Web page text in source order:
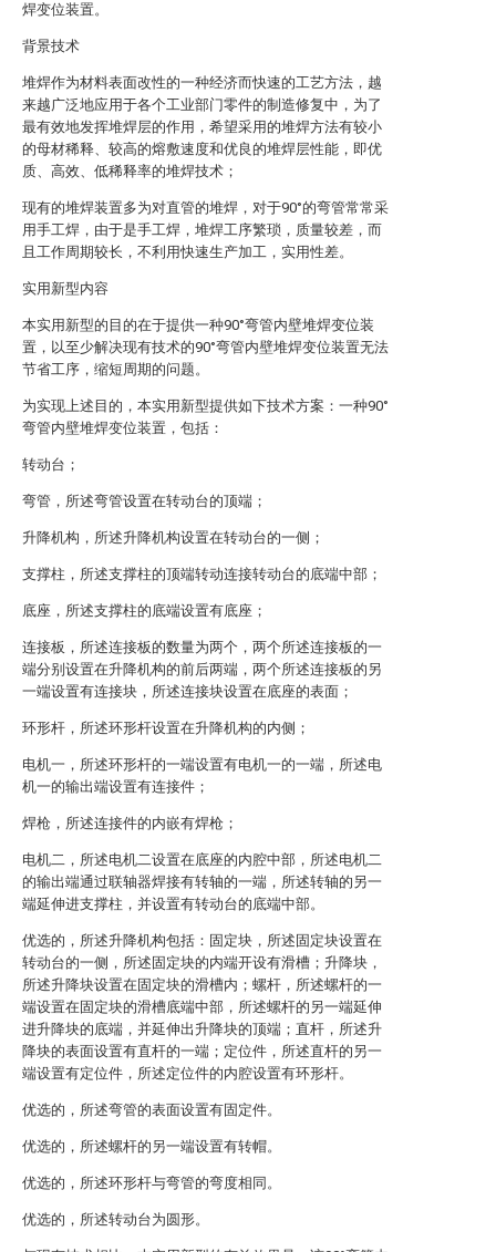
焊变位装置。
背景技术
堆焊作为材料表面改性的一种经济而快速的工艺方法，越
来越广泛地应用于各个工业部门零件的制造修复中，为了
最有效地发挥堆焊层的作用，希望采用的堆焊方法有较小
的母材稀释、较高的熔敷速度和优良的堆焊层性能，即优
质、高效、低稀释率的堆焊技术；
现有的堆焊装置多为对直管的堆焊，对于90°的弯管常常采
用手工焊，由于是手工焊，堆焊工序繁琐，质量较差，而
且工作周期较长，不利用快速生产加工，实用性差。
实用新型内容
本实用新型的目的在于提供一种90°弯管内壁堆焊变位装
置，以至少解决现有技术的90°弯管内壁堆焊变位装置无法
节省工序，缩短周期的问题。
为实现上述目的，本实用新型提供如下技术方案：一种90°
弯管内壁堆焊变位装置，包括：
转动台；
弯管，所述弯管设置在转动台的顶端；
升降机构，所述升降机构设置在转动台的一侧；
支撑柱，所述支撑柱的顶端转动连接转动台的底端中部；
底座，所述支撑柱的底端设置有底座；
连接板，所述连接板的数量为两个，两个所述连接板的一
端分别设置在升降机构的前后两端，两个所述连接板的另
一端设置有连接块，所述连接块设置在底座的表面；
环形杆，所述环形杆设置在升降机构的内侧；
电机一，所述环形杆的一端设置有电机一的一端，所述电
机一的输出端设置有连接件；
焊枪，所述连接件的内嵌有焊枪；
电机二，所述电机二设置在底座的内腔中部，所述电机二
的输出端通过联轴器焊接有转轴的一端，所述转轴的另一
端延伸进支撑柱，并设置有转动台的底端中部。
优选的，所述升降机构包括：固定块，所述固定块设置在
转动台的一侧，所述固定块的内端开设有滑槽；升降块，
所述升降块设置在固定块的滑槽内；螺杆，所述螺杆的一
端设置在固定块的滑槽底端中部，所述螺杆的另一端延伸
进升降块的底端，并延伸出升降块的顶端；直杆，所述升
降块的表面设置有直杆的一端；定位件，所述直杆的另一
端设置有定位件，所述定位件的内腔设置有环形杆。
优选的，所述弯管的表面设置有固定件。
优选的，所述螺杆的另一端设置有转帽。
优选的，所述环形杆与弯管的弯度相同。
优选的，所述转动台为圆形。